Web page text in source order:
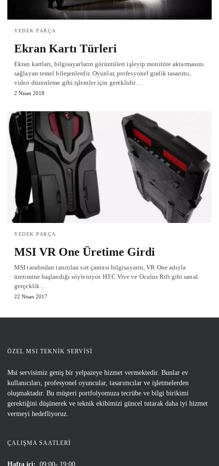
YEDEK PARÇA
Ekran Kartı Türleri
Ekran kartları, bilgisayarların görüntüleri işleyip monitöre aktarmasını
sağlayan temel bileşenlerdir. Oyunlar, profesyonel grafik tasarımı,
video düzenleme gibi işlemler için gereklidir.…
2 Nisan 2018
YEDEK PARÇA
MSI VR One Üretime Girdi
MSI tarafından tanıtılan sırt çantası bilgisayarın, VR One adıyla
üretimine başlandığı söyleniyor. HTC Vive ve Oculus Rift gibi sanal
gerçeklik…
22 Nisan 2017
ÖZEL MSI TEKNİK SERVİSİ
Msi servisimiz geniş bir yelpazeye hizmet vermektedir. Bunlar ev
kullanıcıları, profesyonel oyuncular, tasarımcılar ve işletmelerden
oluşmaktadır. Bu müşteri portfolyomuza tecrübe ve bilgi birikimi
gerektiğini düşünerek ve teknik ekibimizi güncel tutarak daha iyi hizmet
vermeyi hedefliyoruz.
ÇALIŞMA SAATLERI
Hafta içi: 09:00- 19:00